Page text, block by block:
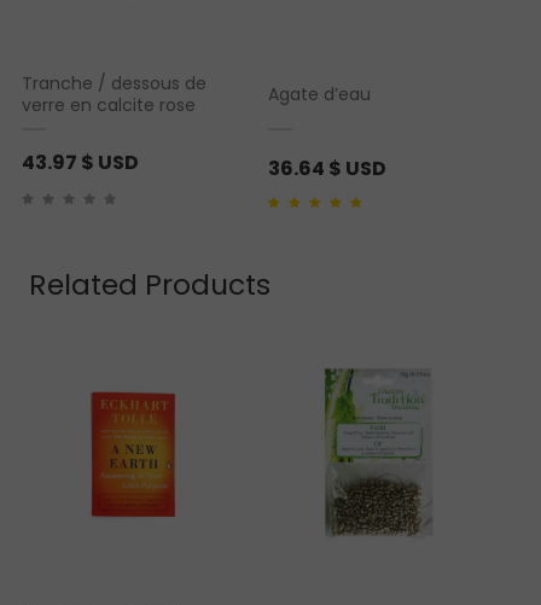
Tranche / dessous de
verre en calcite rose
43.97 $ USD
Agate d’eau
36.64 $ USD
Related Products